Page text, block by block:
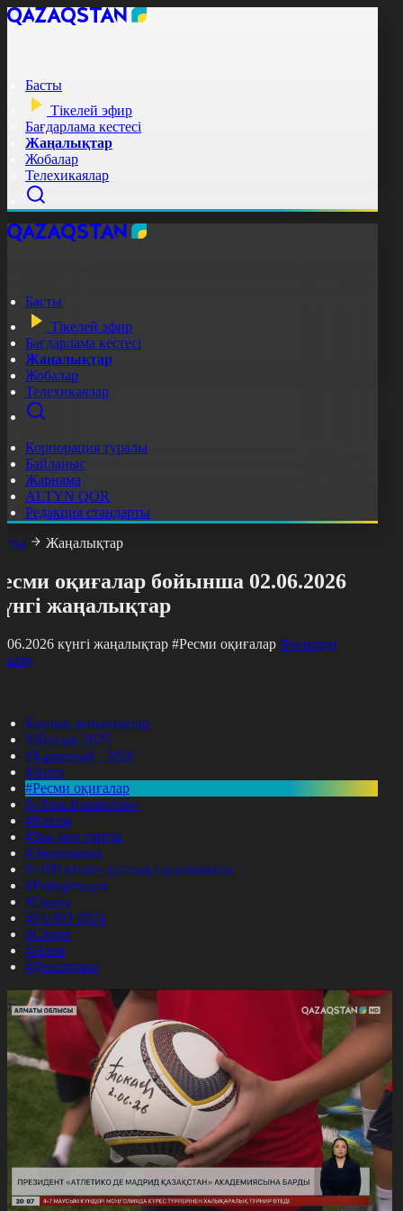
Басты
Тікелей эфир
Бағдарлама кестесі
Жаңалықтар
Жобалар
Телехикаялар
Басты
Тікелей эфир
Бағдарлама кестесі
Жаңалықтар
Жобалар
Телехикаялар
Корпорация туралы
Байланыс
Жарнама
ALTYN QOR
Редакция стандарты
Жаңалықтар
оқиғалар бойынша 02.06.2026
жаңалықтар
күнгі жаңалықтар #Ресми оқиғалар Фильтрді
Барлық жаңалықтар
#Жолдау 2025
#Құрылтай - 2026
#Апта
#Ресми оқиғалар
#«Таза Қазақстан»
#Қоғам
#Заң мен тәртіп
#Экономика
#«100 кітап» ұлттық сауалнамасы
#Референдум
#Оқиға
#EURO 2024
#Спорт
#Әлем
#Денсаулық